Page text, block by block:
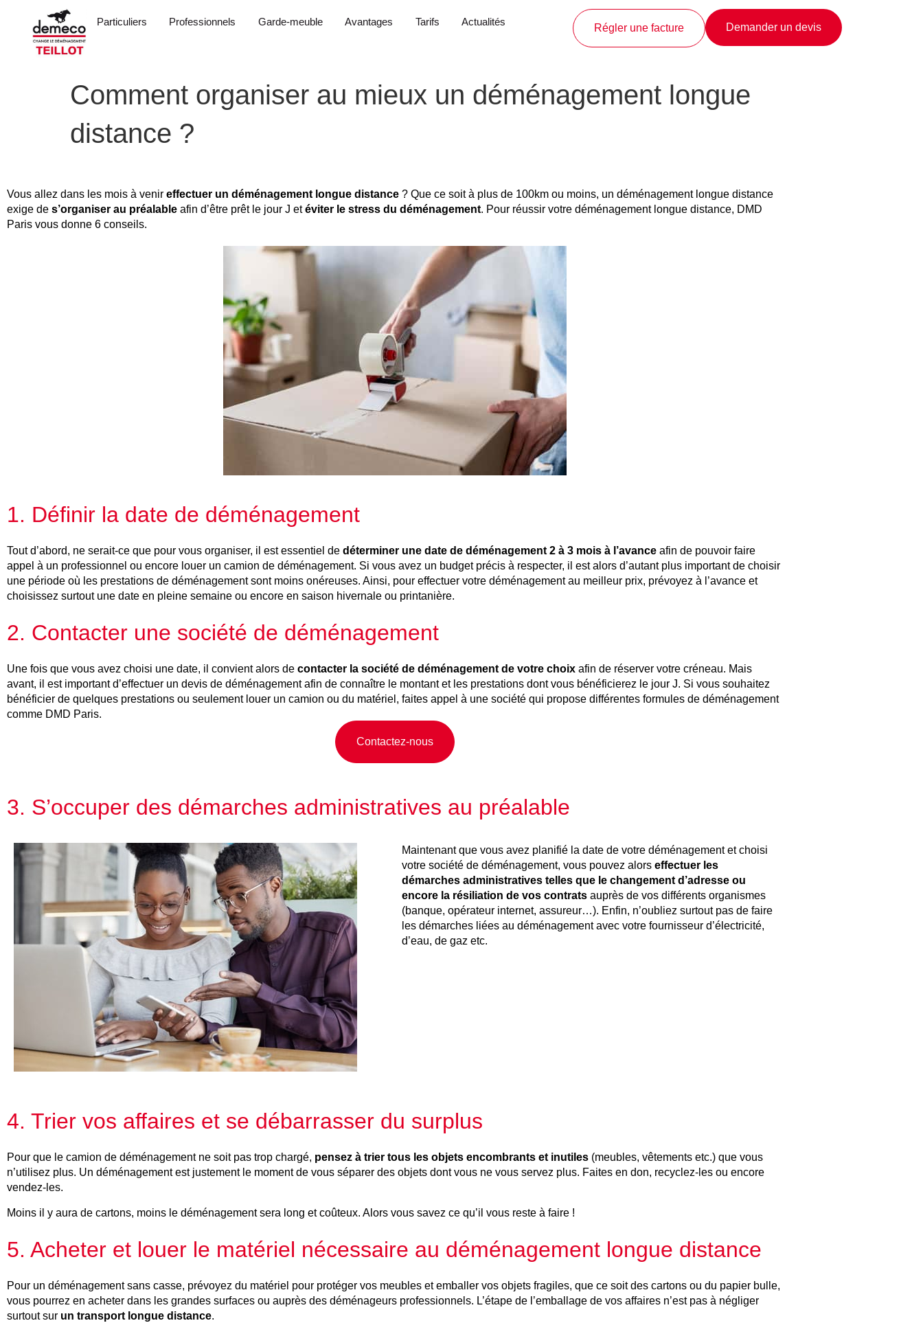
Particuliers Professionnels Garde-meuble Avantages Tarifs Actualités
Régler une facture Demander un devis
Comment organiser au mieux un déménagement longue
distance ?
Vous allez dans les mois à venir effectuer un déménagement longue distance ? Que ce soit à plus de 100km ou moins, un déménagement longue distance
exige de s’organiser au préalable afin d’être prêt le jour J etéviter le stress du déménagement. Pour réussir votre déménagement longue distance, DMD
Paris vous donne 6 conseils.
1. Définir la date de déménagement
Tout d’abord, ne serait-ce que pour vous organiser, il est essentiel de déterminer une date de déménagement 2 à 3 mois à l’avance afin de pouvoir faire
appel à un professionnel ou encore louer un camion de déménagement. Si vous avez un budget précis à respecter, il est alors d’autant plus important de choisir
une période où les prestations de déménagement sont moins onéreuses. Ainsi, pour effectuer votre déménagement au meilleur prix, prévoyez à l’avance et
choisissez surtout une date en pleine semaine ou encore en saison hivernale ou printanière.
2. Contacter une société de déménagement
Une fois que vous avez choisi une date, il convient alors de contacter la société de déménagement de votre choix afin de réserver votre créneau. Mais
avant, il est important d’effectuer un devis de déménagement afin de connaître le montant et les prestations dont vous bénéficierez le jour J. Si vous souhaitez
bénéficier de quelques prestations ou seulement louer un camion ou du matériel, faites appel à une société qui propose différentes formules de déménagement
comme DMD Paris.
Contactez-nous
3. S’occuper des démarches administratives au préalable
Maintenant que vous avez planifié la date de votre déménagement et choisi
votre société de déménagement, vous pouvez alors effectuer les
démarches administratives telles que le changement d’adresse ou
encore la résiliation de vos contrats auprès de vos différents organismes
(banque, opérateur internet, assureur…). Enfin, n’oubliez surtout pas de faire
les démarches liées au déménagement avec votre fournisseur d’électricité,
d’eau, de gaz etc.
4. Trier vos affaires et se débarrasser du surplus
Pour que le camion de déménagement ne soit pas trop chargé, pensez à trier tous les objets encombrants et inutiles (meubles, vêtements etc.) que vous
n’utilisez plus. Un déménagement est justement le moment de vous séparer des objets dont vous ne vous servez plus. Faites en don, recyclez-les ou encore
vendez-les.
Moins il y aura de cartons, moins le déménagement sera long et coûteux. Alors vous savez ce qu’il vous reste à faire !
5. Acheter et louer le matériel nécessaire au déménagement longue distance
Pour un déménagement sans casse, prévoyez du matériel pour protéger vos meubles et emballer vos objets fragiles, que ce soit des cartons ou du papier bulle,
vous pourrez en acheter dans les grandes surfaces ou auprès des déménageurs professionnels. L’étape de l’emballage de vos affaires n’est pas à négliger
surtout sur un transport longue distance.